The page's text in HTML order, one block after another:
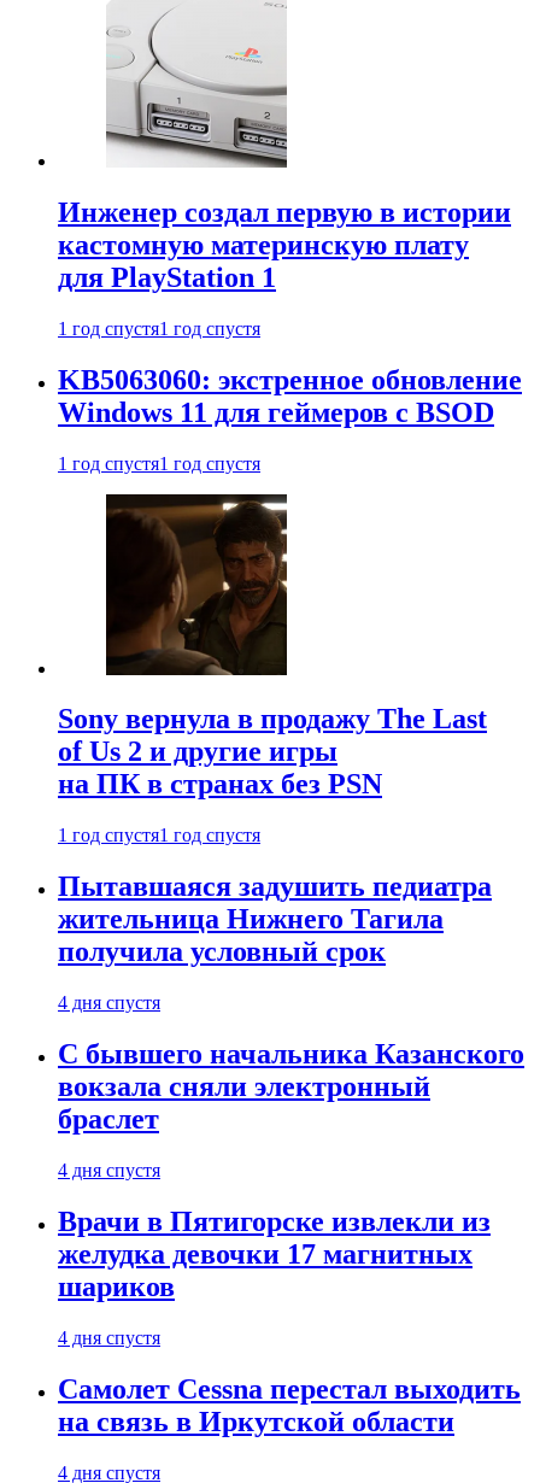
Инженер создал первую в истории
кастомную материнскую плату
для PlayStation 1
1 год спустя1 год спустя
KB5063060: экстренное обновление
Windows 11 для геймеров с BSOD
1 год спустя1 год спустя
Sony вернула в продажу The Last
of Us 2 и другие игры
на ПК в странах без PSN
1 год спустя1 год спустя
Пытавшаяся задушить педиатра
жительница Нижнего Тагила
получила условный срок
4 дня спустя
С бывшего начальника Казанского
вокзала сняли электронный
браслет
4 дня спустя
Врачи в Пятигорске извлекли из
желудка девочки 17 магнитных
шариков
4 дня спустя
Самолет Cessna перестал выходить
на связь в Иркутской области
4 дня спустя